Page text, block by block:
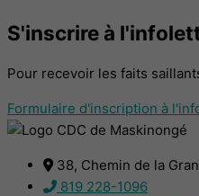
S'inscrire à
Pour recevoir les faits
Formulaire d'inscription à
38, Chemin de la
819 228-1096